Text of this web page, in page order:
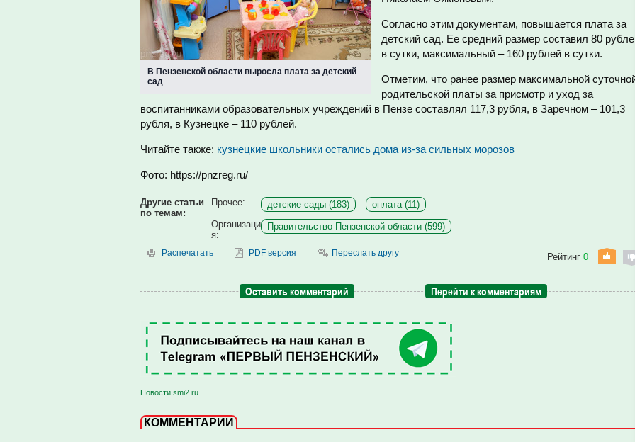
В Пензенской области выросла плата за детский
сад
Согласно этим документам, повышается плата за
детский сад. Ее средний размер составил 80
в сутки, максимальный – 160 рублей в сутки.
Отметим, что ранее размер максимальной
родительской платы за присмотр и уход за
воспитанниками образовательных учреждений в Пензе составлял 117,3 рубля, в Заречном – 101,3
рубля, в Кузнецке – 110 рублей.
Читайте также: кузнецкие школьники остались дома из-за сильных морозов
Фото: https://pnzreg.ru/
Другие статьи
по темам:
Прочее: детские сады (183)
оплата (11)
Организаци
я:
Правительство Пензенской области (599)
Распечатать PDF версия Переслать другу Рейтинг 0
Оставить комментарий Перейти к комментариям
Новости smi2.ru
КОММЕНТАРИИ